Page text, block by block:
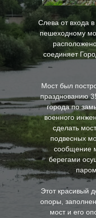
Слева от входа
пешеходному
соединяет
Мост был
празднованию
города по
военного
сделать
подвесных
сообщение
берегами
Этот красивый
опоры,
мост и его